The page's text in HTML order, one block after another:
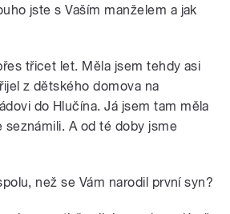
jste s Vaším manželem a jak
třicet let. Měla jsem tehdy asi
z dětského domova na
do Hlučína. Já jsem tam měla
seznámili. A od té doby jsme
než se Vám narodil první syn?